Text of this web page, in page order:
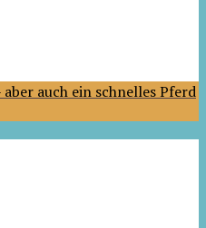
auch ein schnelles Pferd